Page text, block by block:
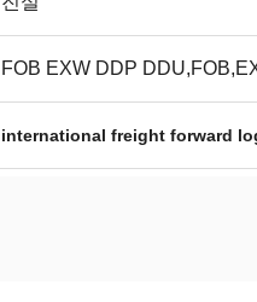
FOB EXW DDP
international freight forward